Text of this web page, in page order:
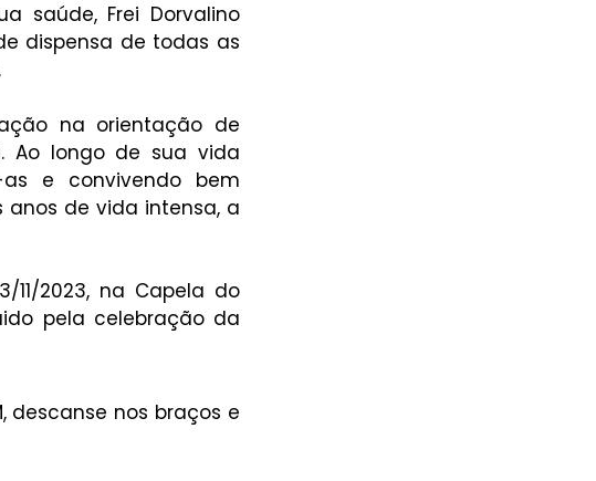
saúde, Frei Dorvalino
dispensa de todas as
na orientação de
Ao longo de sua vida
e convivendo bem
de vida intensa, a
2023, na Capela do
pela celebração da
descanse nos braços e